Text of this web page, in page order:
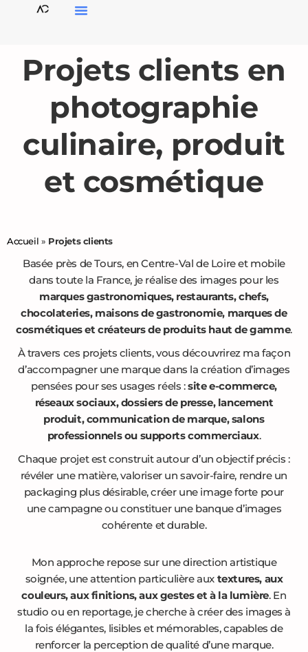
Projets clients en
photographie
culinaire, produit
et cosmétique
Accueil » Projets clients
Basée près de Tours, en Centre-Val de Loire et mobile
dans toute la France, je réalise des images pour les
marques gastronomiques, restaurants, chefs,
chocolateries, maisons de gastronomie, marques de
cosmétiques et créateurs de produits haut de gamme.
À travers ces projets clients, vous découvrirez ma façon
d’accompagner une marque dans la création d’images
pensées pour ses usages réels :site e-commerce,
réseaux sociaux, dossiers de presse, lancement
produit, communication de marque, salons
professionnels ou supports commerciaux.
Chaque projet est construit autour d’un objectif précis :
révéler une matière, valoriser un savoir-faire, rendre un
packaging plus désirable, créer une image forte pour
une campagne ou constituer une banque d’images
cohérente et durable.
Mon approche repose sur une direction artistique
soignée, une attention particulière aux textures, aux
couleurs, aux finitions, aux gestes et à la lumière. En
studio ou en reportage, je cherche à créer des images à
la fois élégantes, lisibles et mémorables, capables de
renforcer la perception de qualité d’une marque.